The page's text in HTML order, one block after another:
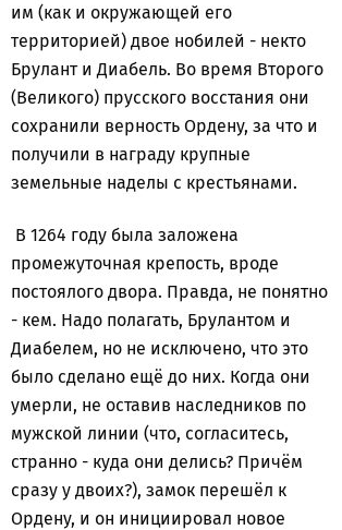
им (как и окружающей его
территорией) двое нобилей - некто
Брулант и Диабель. Во время Второго
(Великого) прусского восстания они
сохранили верность Ордену, за что и
получили в награду крупные
земельные наделы с крестьянами.
В 1264 году была заложена
промежуточная крепость, вроде
постоялого двора. Правда, не понятно
- кем. Надо полагать, Брулантом и
Диабелем, но не исключено, что это
было сделано ещё до них. Когда они
умерли, не оставив наследников по
мужской линии (что, согласитесь,
странно - куда они делись? Причём
сразу у двоих?), замок перешёл к
Ордену, и он инициировал новое